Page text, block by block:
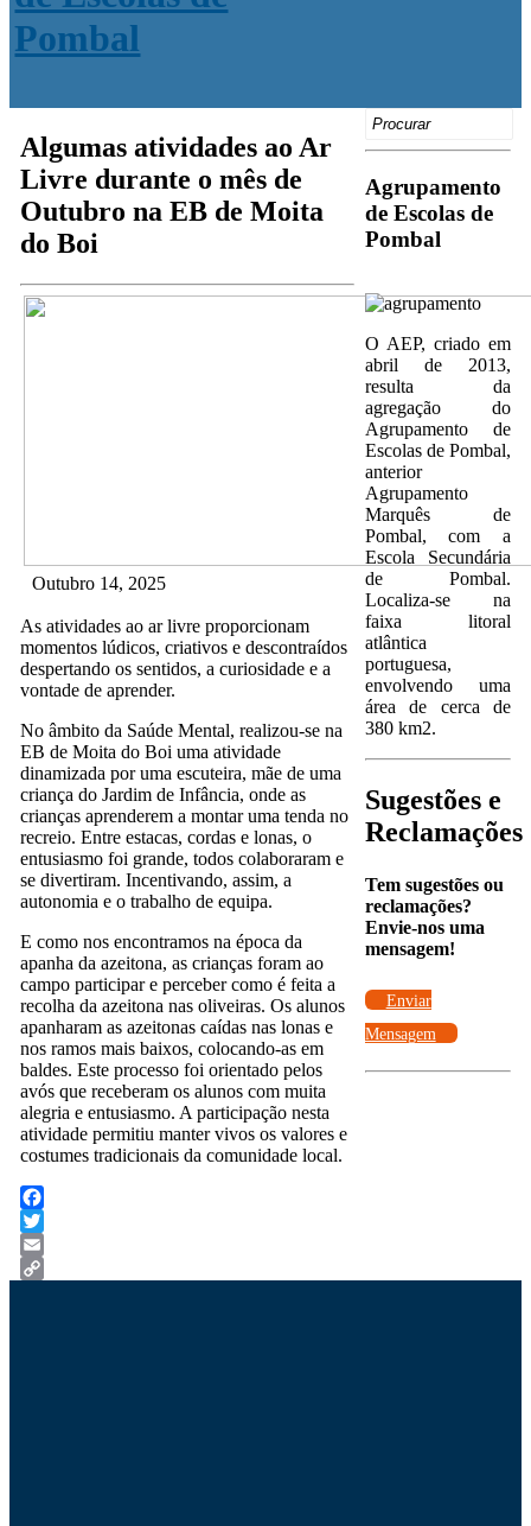
Algumas atividades ao Ar
Livre durante o mês de
Outubro na EB de Moita
do Boi
Outubro 14, 2025
As atividades ao ar livre proporcionam
momentos lúdicos, criativos e descontraídos
despertando os sentidos, a curiosidade e a
vontade de aprender.
No âmbito da Saúde Mental, realizou-se na
EB de Moita do Boi uma atividade
dinamizada por uma escuteira, mãe de uma
criança do Jardim de Infância, onde as
crianças aprenderem a montar uma tenda no
recreio. Entre estacas, cordas e lonas, o
entusiasmo foi grande, todos colaboraram e
se divertiram. Incentivando, assim, a
autonomia e o trabalho de equipa.
E como nos encontramos na época da
apanha da azeitona, as crianças foram ao
campo participar e perceber como é feita a
recolha da azeitona nas oliveiras. Os alunos
apanharam as azeitonas caídas nas lonas e
nos ramos mais baixos, colocando-as em
baldes. Este processo foi orientado pelos
avós que receberam os alunos com muita
alegria e entusiasmo. A participação nesta
atividade permitiu manter vivos os valores e
costumes tradicionais da comunidade local.
Facebook
Twitter
Email
Search
Agrupamento
de Escolas de
Pombal
O AEP, criado em
abril de 2013,
resulta da
agregação do
Agrupamento de
Escolas de Pombal,
anterior
Agrupamento
Marquês de
Pombal, com a
Escola Secundária
de Pombal.
Localiza-se na
faixa litoral
atlântica
portuguesa,
envolvendo uma
área de cerca de
380 km2.
Sugestões e
Reclamações
Tem sugestões ou
reclamações?
Envie-nos uma
mensagem!
Enviar
Mensagem